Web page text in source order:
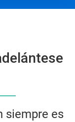
siempre es